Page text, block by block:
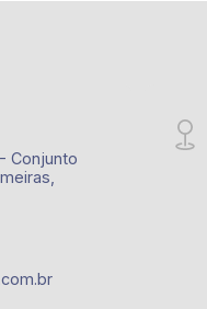
Conjunto